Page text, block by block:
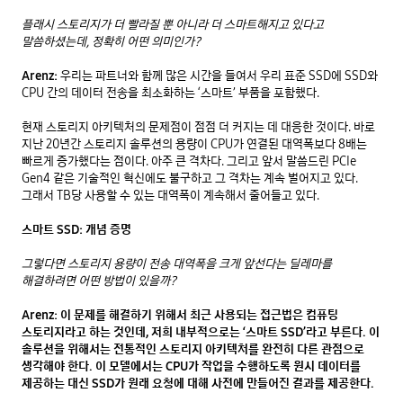
플래시 스토리지가 더 빨라질 뿐 아니라 더 스마트해지고 있다고
말씀하셨는데, 정확히 어떤 의미인가?
Arenz: 우리는 파트너와 함께 많은 시간을 들여서 우리 표준 SSD에 SSD와
CPU 간의 데이터 전송을 최소화하는 ‘스마트’ 부품을 포함했다.
현재 스토리지 아키텍처의 문제점이 점점 더 커지는 데 대응한 것이다. 바로
지난 20년간 스토리지 솔루션의 용량이 CPU가 연결된 대역폭보다 8배는
빠르게 증가했다는 점이다. 아주 큰 격차다. 그리고 앞서 말씀드린 PCIe
Gen4 같은 기술적인 혁신에도 불구하고 그 격차는 계속 벌어지고 있다.
그래서 TB당 사용할 수 있는 대역폭이 계속해서 줄어들고 있다.
스마트 SSD: 개념 증명
그렇다면 스토리지 용량이 전송 대역폭을 크게 앞선다는 딜레마를
해결하려면 어떤 방법이 있을까?
Arenz: 이 문제를 해결하기 위해서 최근 사용되는 접근법은 컴퓨팅
스토리지라고 하는 것인데, 저희 내부적으로는 ‘스마트 SSD’라고 부른다. 이
솔루션을 위해서는 전통적인 스토리지 아키텍처를 완전히 다른 관점으로
생각해야 한다. 이 모델에서는 CPU가 작업을 수행하도록 원시 데이터를
제공하는 대신 SSD가 원래 요청에 대해 사전에 만들어진 결과를 제공한다.